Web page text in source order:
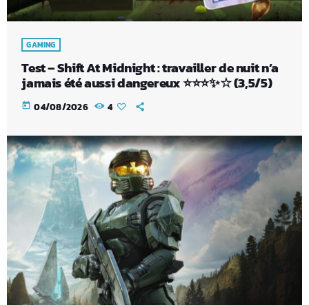
GAMING
Test – Shift At Midnight : travailler de nuit n’a
jamais été aussi dangereux ⭐⭐⭐✨☆ (3,5/5)
today 04/08/2026 4